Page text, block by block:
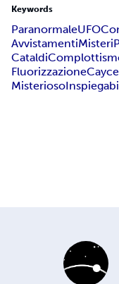
Keywords
ParanormaleUFO
AvvistamentiMisteri
Cataldi
FluorizzazioneCayce
Misterioso